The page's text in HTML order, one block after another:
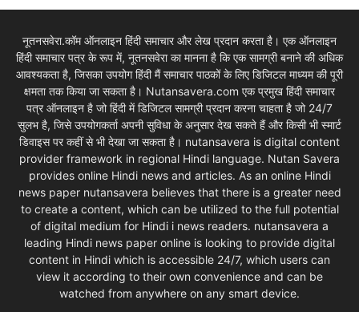
नूतनसवेरा.कॉम ऑनलाइन हिंदी समाचार और लेख प्रदान करता है। एक ऑनलाइन
हिंदी समाचार पत्र के रूप में, नूतनसवेरा का मानना है कि एक सामग्री बनाने की अधिक
आवश्यकता है, जिसका उपयोग हिंदी मैं समाचार पाठकों के लिए डिजिटल माध्यम की पूरी
क्षमता तक किया जा सकता है। Nutansavera.com एक प्रमुख हिंदी समाचार
पत्र ऑनलाइन है जो हिंदी में डिजिटल सामग्री प्रदान करना चाहता है जो 24/7
सुलभ है, जिसे उपयोगकर्ता अपनी सुविधा के अनुसार देख सकते हैं और किसी भी स्मार्ट
डिवाइस पर कहीं से भी देखा जा सकता है। nutansavera is digital content
provider framework in regional Hindi language. Nutan Savera
provides online Hindi news and articles. As an online Hindi
news paper nutansavera believes that there is a greater need
to create a content, which can be utilized to the full potential
of digital medium for Hindi i news readers. nutansavera a
leading Hindi news paper online is looking to provide digital
content in Hindi which is accessible 24/7, which users can
view it according to their own convenience and can be
watched from anywhere on any smart device.